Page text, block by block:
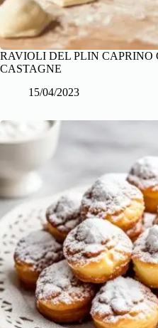
RAVIOLI DEL PLIN CAPRINO
CASTAGNE
15/04/2023